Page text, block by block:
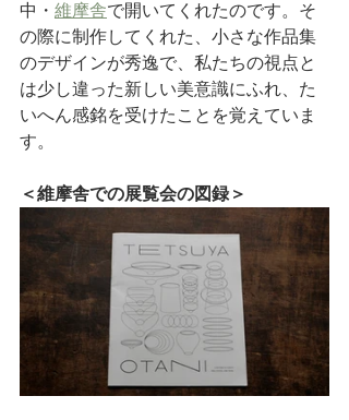
中・ 維摩舎で開いてくれたのです。そ
の際に制作してくれた、小さな作品集
のデザインが秀逸で、私たちの視点と
は少し違った新しい美意識にふれ、た
いへん感銘を受けたことを覚えていま
す。
＜維摩舎での展覧会の図録＞